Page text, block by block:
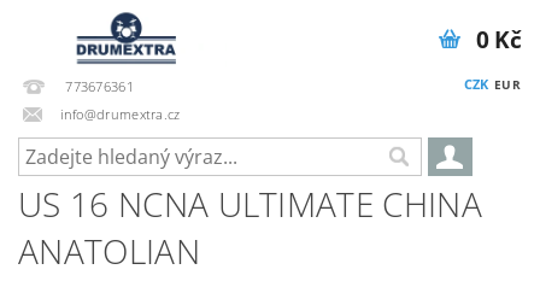
773676361
info@drumextra.cz
CZK EUR
0 Kč
US 16 NCNA ULTIMATE CHINA
ANATOLIAN